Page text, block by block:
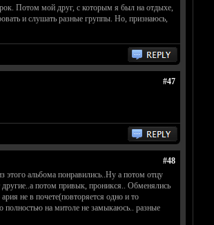
Потом мой друг, с которым я был на отдыхе,
и слушать разные группы. Но, признаюсь,
#47
#48
альбома понравились..Ну а потом отцу
другие..а потом привык, проникся.. Обменялись
не в почете(повторяется одно и то
полностью на митоле не замыкаюсь.. разные